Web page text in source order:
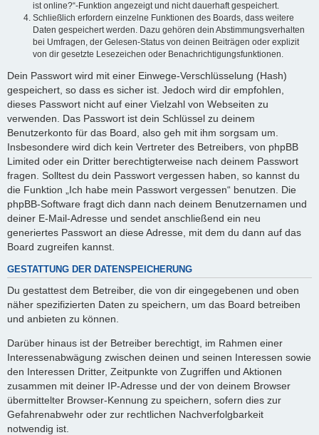
ist online?“-Funktion angezeigt und nicht dauerhaft gespeichert.
Schließlich erfordern einzelne Funktionen des Boards, dass weitere
Daten gespeichert werden. Dazu gehören dein Abstimmungsverhalten
bei Umfragen, der Gelesen-Status von deinen Beiträgen oder explizit
von dir gesetzte Lesezeichen oder Benachrichtigungsfunktionen.
Dein Passwort wird mit einer Einwege-Verschlüsselung (Hash)
gespeichert, so dass es sicher ist. Jedoch wird dir empfohlen,
dieses Passwort nicht auf einer Vielzahl von Webseiten zu
verwenden. Das Passwort ist dein Schlüssel zu deinem
Benutzerkonto für das Board, also geh mit ihm sorgsam um.
Insbesondere wird dich kein Vertreter des Betreibers, von phpBB
Limited oder ein Dritter berechtigterweise nach deinem Passwort
fragen. Solltest du dein Passwort vergessen haben, so kannst du
die Funktion „Ich habe mein Passwort vergessen“ benutzen. Die
phpBB-Software fragt dich dann nach deinem Benutzernamen und
deiner E-Mail-Adresse und sendet anschließend ein neu
generiertes Passwort an diese Adresse, mit dem du dann auf das
Board zugreifen kannst.
GESTATTUNG DER DATENSPEICHERUNG
Du gestattest dem Betreiber, die von dir eingegebenen und oben
näher spezifizierten Daten zu speichern, um das Board betreiben
und anbieten zu können.
Darüber hinaus ist der Betreiber berechtigt, im Rahmen einer
Interessenabwägung zwischen deinen und seinen Interessen sowie
den Interessen Dritter, Zeitpunkte von Zugriffen und Aktionen
zusammen mit deiner IP-Adresse und der von deinem Browser
übermittelter Browser-Kennung zu speichern, sofern dies zur
Gefahrenabwehr oder zur rechtlichen Nachverfolgbarkeit
notwendig ist.